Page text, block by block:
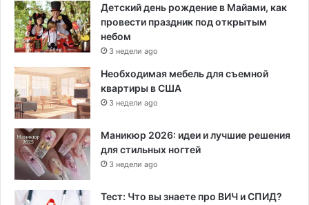
Детский день рождение в Майами, как
провести праздник под открытым
небом
3 недели ago
Необходимая мебель для съемной
квартиры в США
3 недели ago
Маникюр 2026: идеи и лучшие решения
для стильных ногтей
3 недели ago
Тест: Что вы знаете про ВИЧ и СПИД?